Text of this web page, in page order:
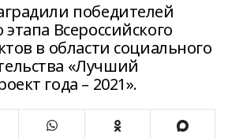
победителей
Всероссийского
в области социального
«Лучший
года – 2021».